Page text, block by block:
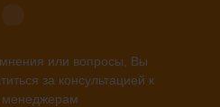
или вопросы, Вы
за консультацией к